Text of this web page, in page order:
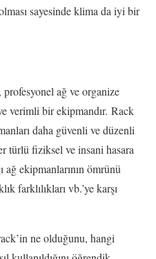
sayesinde klima da iyi bir
ağ ve organize
verimli bir ekipmandır. Rack
daha güvenli ve düzenli
türlü fiziksel ve insani hasara
ağ ekipmanlarının ömrünü
farklılıkları vb.’ye karşı
ne olduğunu, hangi